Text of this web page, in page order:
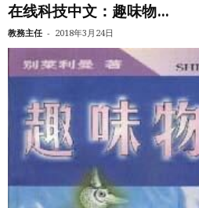
在线科技中文：趣味物...
教務主任 - 2018年3月24日